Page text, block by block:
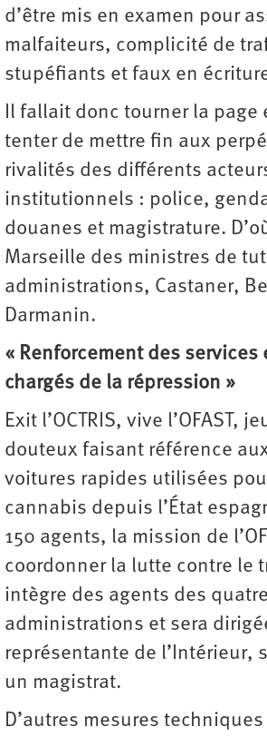
d’être mis en examen pour
malfaiteurs, complicité de
stupéfiants et faux en
Il fallait donc tourner la page
tenter de mettre fin aux
rivalités des différents
institutionnels : police,
douanes et magistrature.
Marseille des ministres de
administrations, Castaner,
Darmanin.
« Renforcement des services
chargés de la répression »
Exit l’OCTRIS, vive l’OFAST,
douteux faisant référence
voitures rapides utilisées
cannabis depuis l’État
150 agents, la mission de
coordonner la lutte contre le
intègre des agents des quatre
administrations et sera
représentante de l’Intérieur,
un magistrat.
D’autres mesures